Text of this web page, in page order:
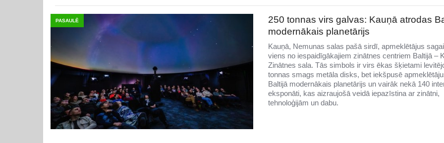
PASAULĒ
250 tonnas virs galvas: Kauņā atrodas
modernākais planetārijs
Kauņā, Nemunas salas pašā sirdī, apmeklētājus
viens no iespaidīgākajiem zinātnes centriem Baltijā –
Zinātnes sala. Tās simbols ir virs ēkas šķietami
tonnas smags metāla disks, bet iekšpusē
Baltijā modernākais planetārijs un vairāk nekā 140
eksponāti, kas aizraujošā veidā iepazīstina ar zinātni,
tehnoloģijām un dabu.